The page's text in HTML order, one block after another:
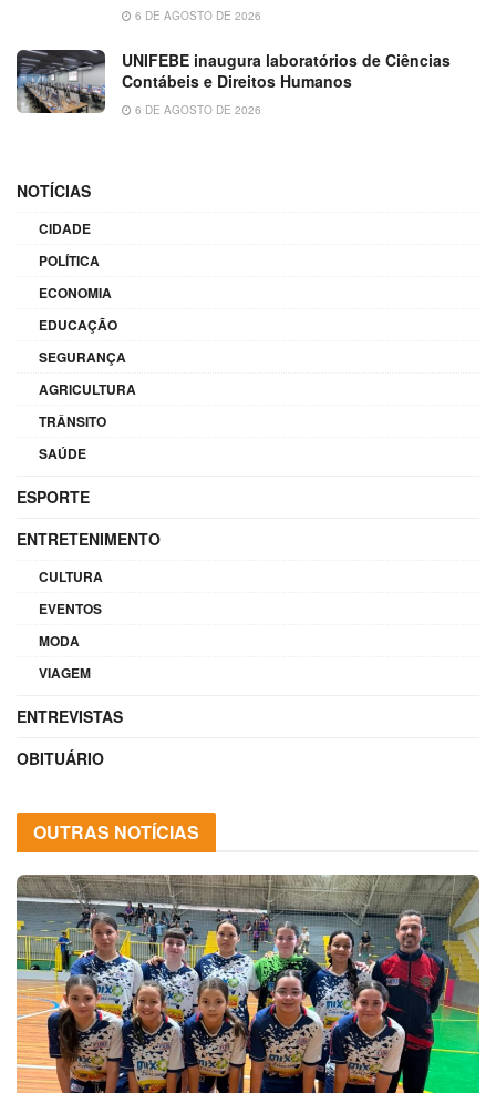
6 DE AGOSTO DE 2026
UNIFEBE inaugura laboratórios de Ciências
Contábeis e Direitos Humanos
6 DE AGOSTO DE 2026
NOTÍCIAS
CIDADE
POLÍTICA
ECONOMIA
EDUCAÇÃO
SEGURANÇA
AGRICULTURA
TRÂNSITO
SAÚDE
ESPORTE
ENTRETENIMENTO
CULTURA
EVENTOS
MODA
VIAGEM
ENTREVISTAS
OBITUÁRIO
OUTRAS NOTÍCIAS